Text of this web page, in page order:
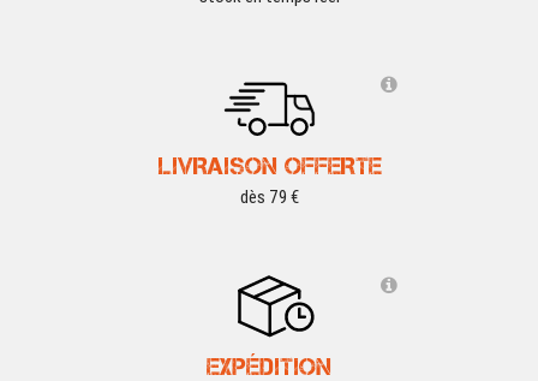
LIVRAISON OFFERTE
dès 79 €
EXPÉDITION